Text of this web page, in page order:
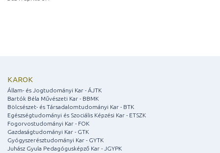
KAROK
Állam- és Jogtudományi Kar - ÁJTK
Bartók Béla Művészeti Kar - BBMK
Bölcsészet- és Társadalomtudományi Kar - BTK
Egészségtudományi és Szociális Képzési Kar - ETSZK
Fogorvostudományi Kar - FOK
Gazdaságtudományi Kar - GTK
Gyógyszerésztudományi Kar - GYTK
Juhász Gyula Pedagógusképző Kar - JGYPK